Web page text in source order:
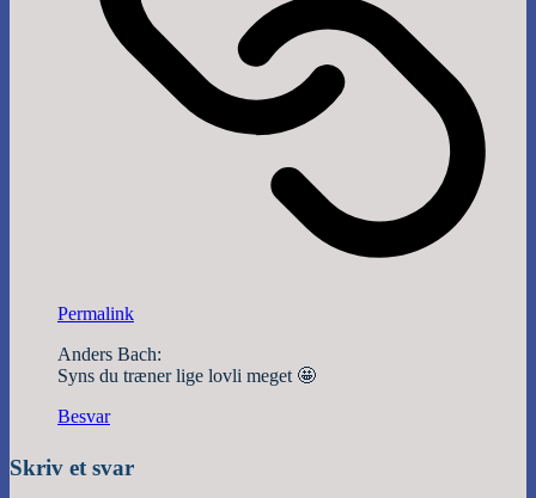
Permalink
Anders Bach:
Syns du træner lige lovli meget 🤩
Besvar
Skriv et svar